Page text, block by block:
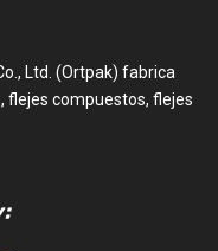
Ltd. (Ortpak) fabrica
flejes compuestos, flejes